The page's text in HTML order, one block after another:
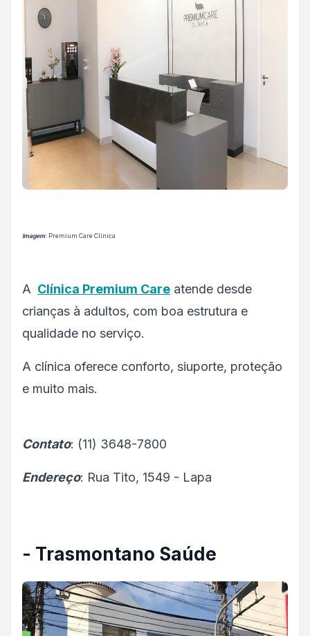
Imagem: Premium Care Clínica
A Clínica Premium Care atende desde
crianças à adultos, com boa estrutura e
qualidade no serviço.
A clínica oferece conforto, siuporte, proteção
e muito mais.
Contato: (11) 3648-7800
Endereço: Rua Tito, 1549 - Lapa
- Trasmontano Saúde